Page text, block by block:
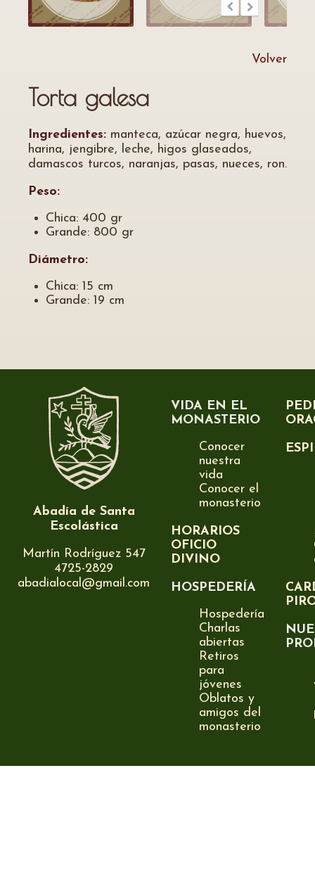
Volver
Torta galesa
Ingredientes: manteca, azúcar negra, huevos,
harina, jengibre, leche, higos glaseados,
damascos turcos, naranjas, pasas, nueces, ron.
Peso:
Chica: 400 gr
Grande: 800 gr
Diámetro:
Chica: 15 cm
Grande: 19 cm
Abadía de Santa
Escolástica
Martín Rodríguez 547
4725-2829
abadialocal@gmail.com
VIDA EN EL
MONASTERIO
Conocer
nuestra
vida
Conocer el
monasterio
HORARIOS
OFICIO
DIVINO
HOSPEDERÍA
Hospedería
Charlas
abiertas
Retiros
para
jóvenes
Oblatos y
amigos del
monasterio